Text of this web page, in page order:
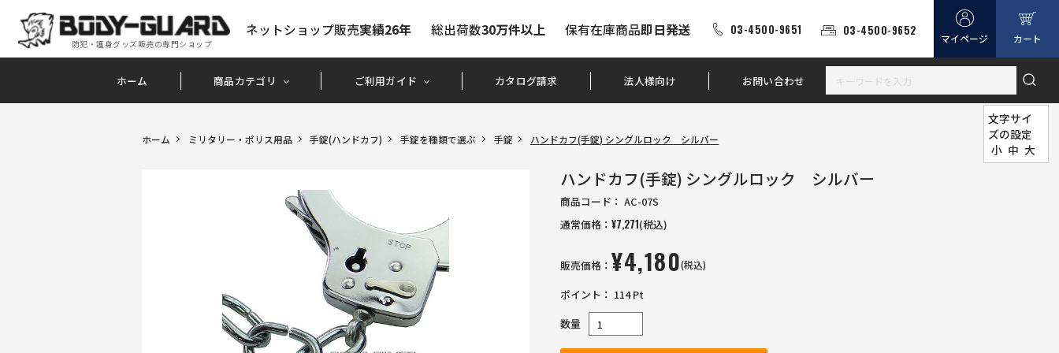
防犯・護身グッズ販売の専門ショップ
ネットショップ販売実績26年 総出荷数30万件以上 保有在庫商品即日発送 03-4500-9651 03-4500-9652
マイページ カート
ホーム 商品カテゴリ ご利用ガイド カタログ請求 法人様向け お問い合わせ
ホーム ミリタリー・ポリス用品 手錠(ハンドカフ) 手錠を種類で選ぶ 手錠 ハンドカフ(手錠) シングルロック シルバー
ハンドカフ(手錠) シングルロック シルバー
商品コード：AC-07S
通常価格：¥7,271(税込)
販売価格： ¥4,180(税込)
ポイント： 114Pt
数量
文字サイ
ズの設定
小 中 大